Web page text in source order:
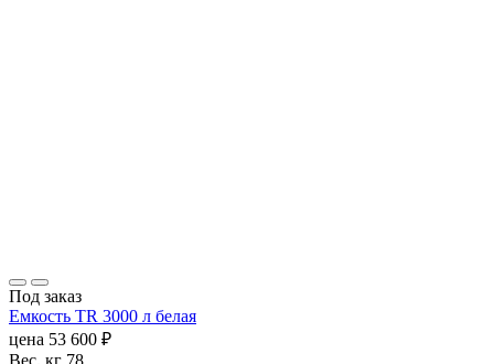
Под заказ
Емкость TR 3000 л белая
цена 53 600 ₽
Вес, кг 78